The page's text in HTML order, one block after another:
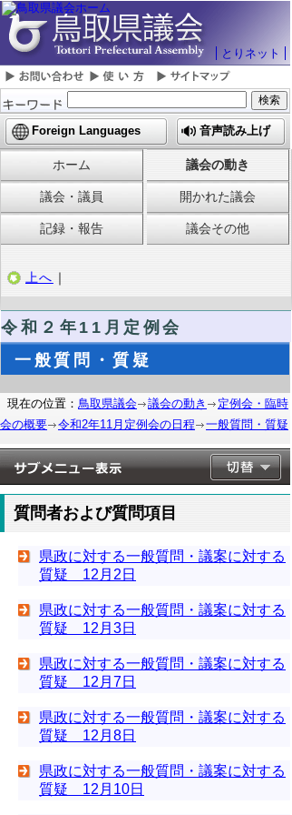
とりネット
Foreign Languages 音声読み上げ
ホーム 議会の動き
議会・議員 開かれた議会
記録・報告 議会その他
上へ ｜
令和２年11月定例会
一般質問・質疑
現在の位置： 鳥取県議会 議会の動き
定例会・臨時
会の概要
令和2年11月定例会の日程 一般質問・質疑
質問者および質問項目
県政に対する一般質問・議案に対する
質疑 12月2日
県政に対する一般質問・議案に対する
質疑 12月3日
県政に対する一般質問・議案に対する
質疑 12月7日
県政に対する一般質問・議案に対する
質疑 12月8日
県政に対する一般質問・議案に対する
質疑 12月10日